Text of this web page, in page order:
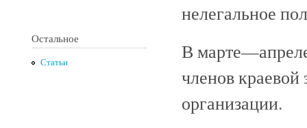
Остальное
Статьи
нелегальное
В
членов
организации.